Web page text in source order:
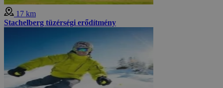
17 km
Stachelberg tüzérségi erődítmény